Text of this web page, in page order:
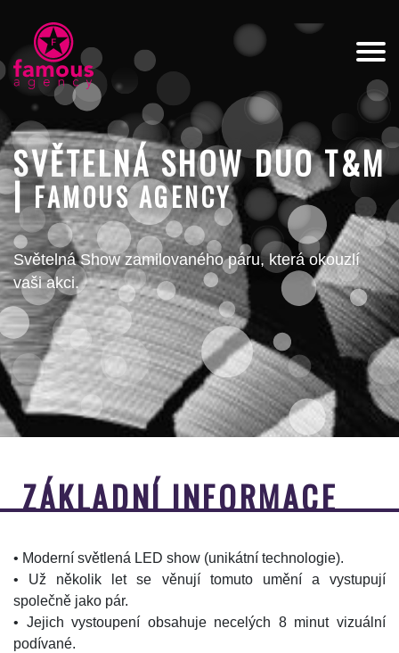
SVĚTELNÁ SHOW DUO T&M
|FAMOUS AGENCY
Světelná Show zamilovaného páru, která okouzlí
vaši akci.
ZÁKLADNÍ INFORMACE
• Moderní světlená LED show (unikátní technologie).
• Už několik let se věnují tomuto umění a vystupují
společně jako pár.
• Jejich vystoupení obsahuje necelých 8 minut vizuální
podívané.